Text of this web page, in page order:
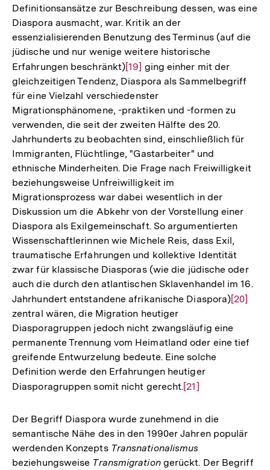
Definitionsansätze zur Beschreibung dessen, was eine
Diaspora ausmacht, war. Kritik an der
essenzialisierenden Benutzung des Terminus (auf die
jüdische und nur wenige weitere historische
Erfahrungen beschränkt)Zur
Auflösung
der
Fußnote
[19] ging einher mit der
gleichzeitigen Tendenz, Diaspora als Sammelbegriff
für eine Vielzahl verschiedenster
Migrationsphänomene, -praktiken und -formen zu
verwenden, die seit der zweiten Hälfte des 20.
Jahrhunderts zu beobachten sind, einschließlich für
Immigranten, Flüchtlinge, "Gastarbeiter" und
ethnische Minderheiten. Die Frage nach Freiwilligkeit
beziehungsweise Unfreiwilligkeit im
Migrationsprozess war dabei wesentlich in der
Diskussion um die Abkehr von der Vorstellung einer
Diaspora als Exilgemeinschaft. So argumentierten
Wissenschaftlerinnen wie Michele Reis, dass Exil,
traumatische Erfahrungen und kollektive Identität
zwar für klassische Diasporas (wie die jüdische oder
auch die durch den atlantischen Sklavenhandel im 16.
Jahrhundert entstandene afrikanische Diaspora)Zur
der
Fußnote
[20]
zentral wären, die Migration heutiger
Diasporagruppen jedoch nicht zwangsläufig eine
permanente Trennung vom Heimatland oder eine tief
greifende Entwurzelung bedeute. Eine solche
Definition werde den Erfahrungen heutiger
Diasporagruppen somit nicht gerecht.Zur
der
Fußnote
[21]
Der Begriff Diaspora wurde zunehmend in die
semantische Nähe des in den 1990er Jahren populär
werdenden Konzepts Transnationalismus
beziehungsweise Transmigrationgerückt. Der Begriff